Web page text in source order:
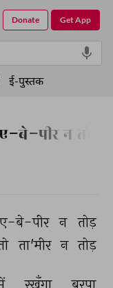
पीर न तोड़
बे-पीर न तोड़
ता'मीर न तोड़
Get App
Donate
ई-पुस्तक